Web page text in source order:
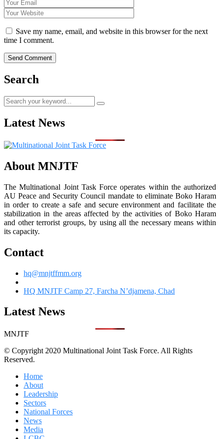
Save my name, email, and website in this browser for the next
time I comment.
Search
Latest News
About MNJTF
The Multinational Joint Task Force operates within the authorized
AU Peace and Security Council mandate to eliminate Boko Haram
in order to create a safe and secure environment and facilitate the
stabilization in the areas affected by the activities of Boko Haram
and other terrorist groups, by using all the necessary means within
its capacity.
Contact
hq@mnjtffmm.org
HQ MNJTF Camp 27, Farcha N’djamena, Chad
Latest News
MNJTF
© Copyright 2020 Multinational Joint Task Force. All Rights
Reserved.
Home
About
Leadership
Sectors
National Forces
News
Media